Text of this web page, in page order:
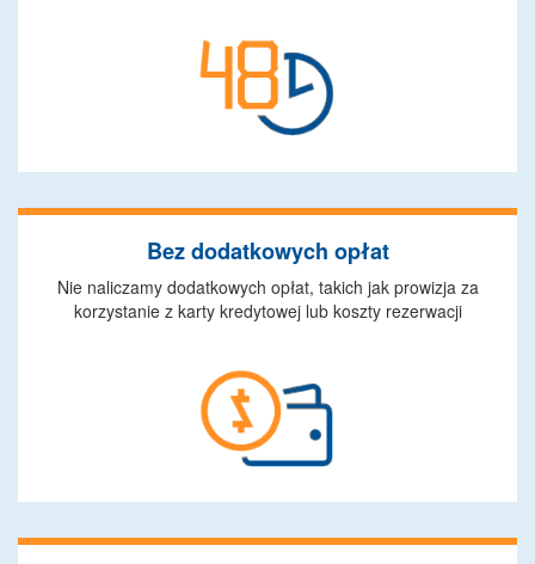
Bez dodatkowych opłat
Nie naliczamy dodatkowych opłat, takich jak prowizja za
korzystanie z karty kredytowej lub koszty rezerwacji